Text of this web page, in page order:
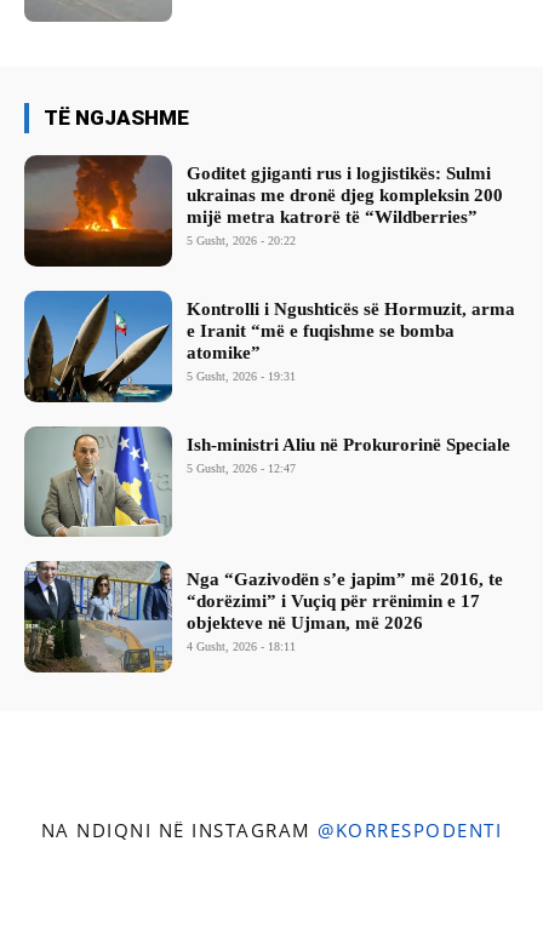
TË NGJASHME
Goditet gjiganti rus i logjistikës: Sulmi
ukrainas me dronë djeg kompleksin 200
mijë metra katrorë të “Wildberries”
5 Gusht, 2026 - 20:22
Kontrolli i Ngushticës së Hormuzit, arma
e Iranit “më e fuqishme se bomba
atomike”
5 Gusht, 2026 - 19:31
Ish-ministri ​Aliu në Prokurorinë Speciale
5 Gusht, 2026 - 12:47
Nga “Gazivodën s’e japim” më 2016, te
“dorëzimi” i Vuçiq për rrënimin e 17
objekteve në Ujman, më 2026
4 Gusht, 2026 - 18:11
NA NDIQNI NË INSTAGRAM @KORRESPODENTI